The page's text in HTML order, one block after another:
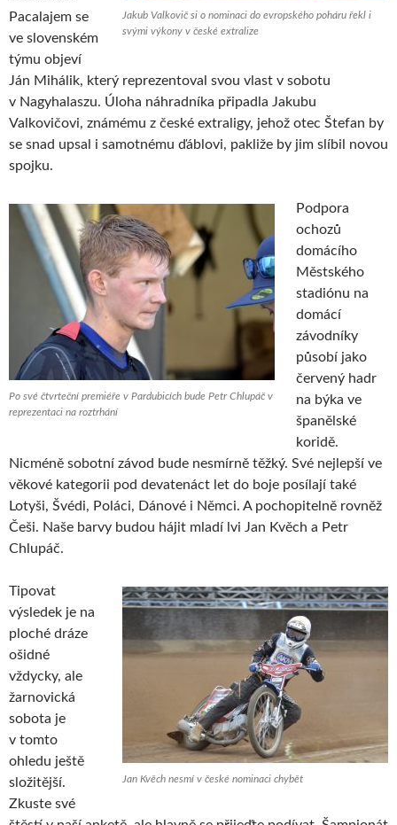
Jakub Valkovič si o nominaci do evropského poháru řekl i
svými výkony v české extralize
Pacalajem se
ve slovenském
týmu objeví
Ján Mihálik, který reprezentoval svou vlast v sobotu
v Nagyhalaszu. Úloha náhradníka připadla Jakubu
Valkovičovi, známému z české extraligy, jehož otec Štefan by
se snad upsal i samotnému ďáblovi, pakliže by jim slíbil novou
spojku.
Po své čtvrteční premiéře v Pardubicích bude Petr Chlupáč v
reprezentaci na roztrhání
Podpora
ochozů
domácího
Městského
stadiónu na
domácí
závodníky
působí jako
červený hadr
na býka ve
španělské
koridě.
Nicméně sobotní závod bude nesmírně těžký. Své nejlepší ve
věkové kategorii pod devatenáct let do boje posílají také
Lotyši, Švédi, Poláci, Dánové i Němci. A pochopitelně rovněž
Češi. Naše barvy budou hájit mladí lvi Jan Kvěch a Petr
Chlupáč.
Jan Kvěch nesmí v české nominaci chybět
Tipovat
výsledek je na
ploché dráze
ošidné
vždycky, ale
žarnovická
sobota je
v tomto
ohledu ještě
složitější.
Zkuste své